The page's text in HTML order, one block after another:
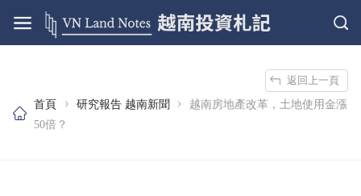
返回上一頁
首頁 › 研究報告 越南新聞 ›
越南房地產改革，土地使用金漲
50倍？